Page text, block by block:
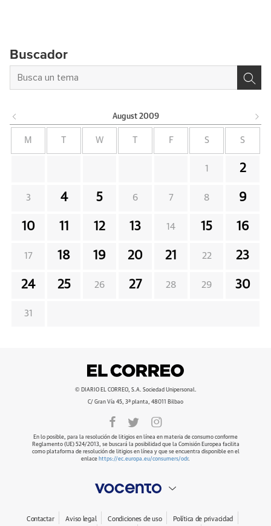
Buscador
August 2009
M W F S S
1 2
3 4 5 6 7 8 9
10 11 12 13 14 15 16
17 18 19 20 21 22 23
24 25 26 27 28 29 30
31
© DIARIO EL CORREO, S.A. Sociedad Unipersonal.
C/ Gran Vía 45, 3ª planta, 48011 Bilbao
En lo posible, para la resolución de litigios en línea en materia de consumo conforme
Reglamento (UE) 524/2013, se buscará la posibilidad que la Comisión Europea facilita
como plataforma de resolución de litigios en línea y que se encuentra disponible en el
enlace https://ec.europa.eu/consumers/odr.
Contactar Aviso legal Condiciones de uso Política de privacidad